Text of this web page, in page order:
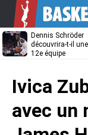
Dennis Schröder
découvrira-t-il une
12e équipe
Unibet
Ivica
avec un